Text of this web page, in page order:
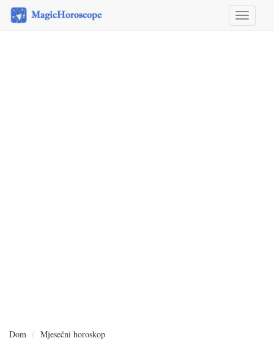
&
Dom Mjesečni horoskop